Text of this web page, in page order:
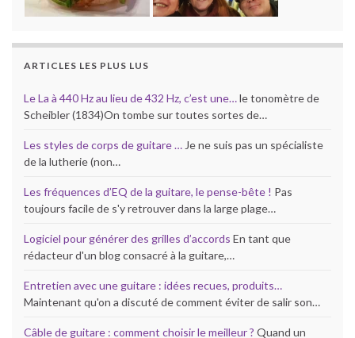
ARTICLES LES PLUS LUS
Le La à 440 Hz au lieu de 432 Hz, c’est une…le tonomètre de
Scheibler (1834)On tombe sur toutes sortes de…
Les styles de corps de guitare … Je ne suis pas un spécialiste
de la lutherie (non…
Les fréquences d’EQ de la guitare, le pense-bête ! Pas
toujours facile de s'y retrouver dans la large plage…
Logiciel pour générer des grilles d’accords En tant que
rédacteur d'un blog consacré à la guitare,…
Entretien avec une guitare : idées recues, produits…
Maintenant qu'on a discuté de comment éviter de salir son…
Câble de guitare : comment choisir le meilleur ? Quand un